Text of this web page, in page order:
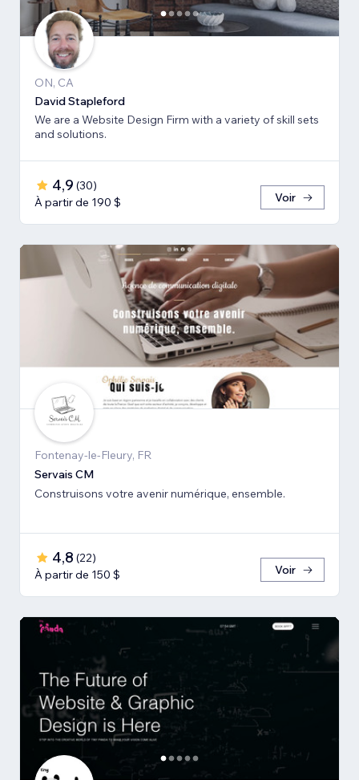
ON, CA
David Stapleford
We are a Website Design Firm with a variety of skill sets
and solutions.
4,9 (30)
À partir de 190 $
Voir
Fontenay-le-Fleury, FR
Servais CM
Construisons votre avenir numérique, ensemble.
4,8 (22)
À partir de 150 $
Voir